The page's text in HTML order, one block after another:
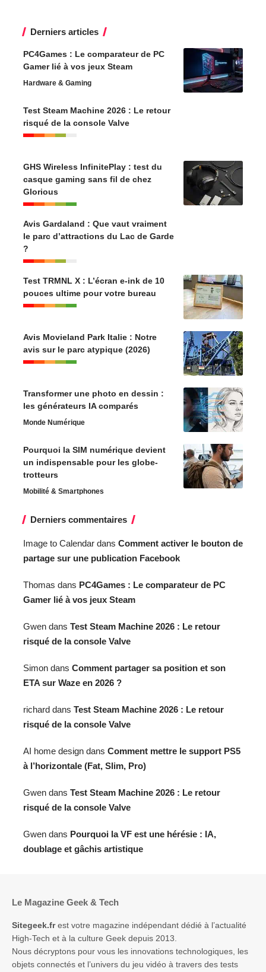
Derniers articles
PC4Games : Le comparateur de PC
Gamer lié à vos jeux Steam
Hardware & Gaming
Test Steam Machine 2026 : Le retour
risqué de la console Valve
GHS Wireless InfinitePlay : test du
casque gaming sans fil de chez
Glorious
Avis Gardaland : Que vaut vraiment
le parc d’attractions du Lac de Garde
?
Test TRMNL X : L’écran e-ink de 10
pouces ultime pour votre bureau
Avis Movieland Park Italie : Notre
avis sur le parc atypique (2026)
Transformer une photo en dessin :
les générateurs IA comparés
Monde Numérique
Pourquoi la SIM numérique devient
un indispensable pour les globe-
trotteurs
Mobilité & Smartphones
Derniers commentaires
Image to Calendar dans Comment activer le bouton de
partage sur une publication Facebook
Thomas dans PC4Games : Le comparateur de PC
Gamer lié à vos jeux Steam
Gwen dans Test Steam Machine 2026 : Le retour
risqué de la console Valve
Simon dans Comment partager sa position et son
ETA sur Waze en 2026 ?
richard dans Test Steam Machine 2026 : Le retour
risqué de la console Valve
AI home design dans Comment mettre le support PS5
à l’horizontale (Fat, Slim, Pro)
Gwen dans Test Steam Machine 2026 : Le retour
risqué de la console Valve
Gwen dans Pourquoi la VF est une hérésie : IA,
doublage et gâchis artistique
Le Magazine Geek & Tech
Sitegeek.frest votre magazine indépendant dédié à l’actualité
High-Tech et à la culture Geek depuis 2013.
Nous décryptons pour vous les innovations technologiques, les
objets connectés et l’univers du jeu vidéo à travers des tests